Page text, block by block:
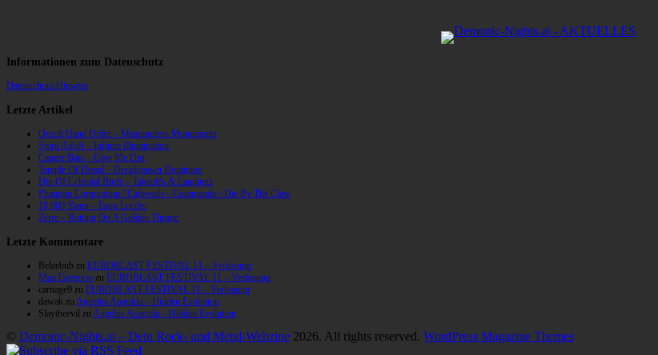
Informationen zum Datenschutz
Datenschutz-Hinweis
Letzte Artikel
Occult Hand Order – Meaningless Monuments
Spirit Adrift – Infinite Illumination
Cancer Bats – Give Me Dirt
Temple Of Dread – Dreadspawn Dominion
Din Of Celestial Birds – Takeoffs & Landings
Phantom Corporation / Catbreath – Commando / Die By The Claw
10,000 Years – Esox Lucifer
Zerre – Rotting On A Golden Throne
Letzte Kommentare
Belzebub zu EUROBLAST FESTIVAL 11 – Verlosung
Max Gregorio zu EUROBLAST FESTIVAL 11 – Verlosung
carnage9 zu EUROBLAST FESTIVAL 11 – Verlosung
dawak zu Angelus Apatrida – Hidden Evolution
Slaytheevil zu Angelus Apatrida – Hidden Evolution
© Demonic-Nights.at – Dein Rock- und Metal-Webzine 2026. All rights reserved. WordPress Magazine Themes